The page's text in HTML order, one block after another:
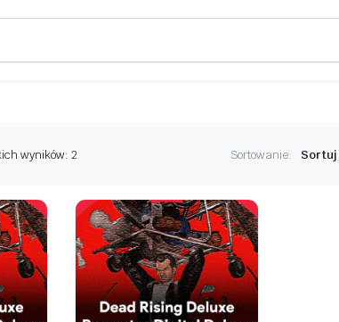
wyników: 2Posortowane
Sortowanie: